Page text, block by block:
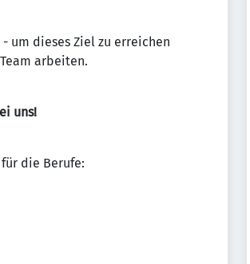
um dieses Ziel zu erreichen
arbeiten.
uns!
die Berufe: